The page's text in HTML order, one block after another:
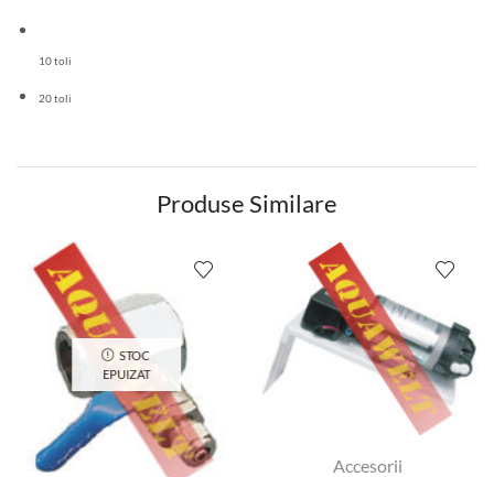
10 toli
20 toli
Produse Similare
STOC
EPUIZAT
Accesorii